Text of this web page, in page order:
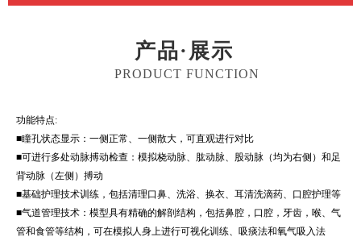
产品·展示
PRODUCT FUNCTION
功能特点:
■瞳孔状态显示：一侧正常、一侧散大，可直观进行对比
■可进行多处动脉搏动检查：模拟桡动脉、肱动脉、股动脉（均为右侧）和足
背动脉（左侧）搏动
■基础护理技术训练，包括清理口鼻、洗浴、换衣、耳清洗滴药、口腔护理等
■气道管理技术：模型具有精确的解剖结构，包括鼻腔，口腔，牙齿，喉、气
管和食管等结构，可在模拟人身上进行可视化训练、吸痰法和氧气吸入法